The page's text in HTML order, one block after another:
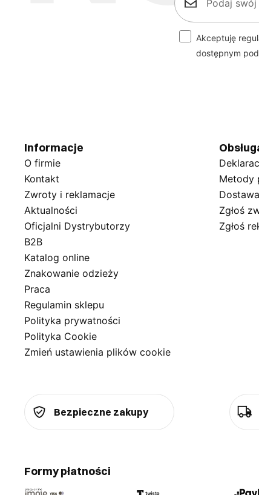
Akceptuję
dostępnym
Informacje
O firmie
Kontakt
Zwroty i reklamacje
Aktualności
Oficjalni Dystrybutorzy
B2B
Katalog online
Znakowanie odzieży
Praca
Regulamin sklepu
Polityka prywatności
Polityka Cookie
Zmień ustawienia plików cookie
Metody
Dostawa
Zgłoś
Zgłoś
Bezpieczne zakupy
Formy płatności